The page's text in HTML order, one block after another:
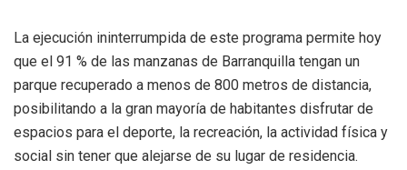
La ejecución ininterrumpida de este programa permite hoy
que el 91 % de las manzanas de Barranquilla tengan un
parque recuperado a menos de 800 metros de distancia,
posibilitando a la gran mayoría de habitantes disfrutar de
espacios para el deporte, la recreación, la actividad física y
social sin tener que alejarse de su lugar de residencia.